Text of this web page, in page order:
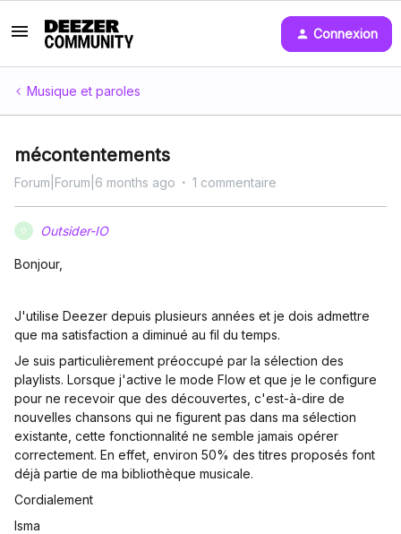
Connexion
Musique et paroles
mécontentements
Forum|Forum|6 months ago 1 commentaire
O Outsider-IO
Bonjour,
J'utilise Deezer depuis plusieurs années et je dois admettre
que ma satisfaction a diminué au fil du temps.
Je suis particulièrement préoccupé par la sélection des
playlists. Lorsque j'active le mode Flow et que je le configure
pour ne recevoir que des découvertes, c'est-à-dire de
nouvelles chansons qui ne figurent pas dans ma sélection
existante, cette fonctionnalité ne semble jamais opérer
correctement. En effet, environ 50% des titres proposés font
déjà partie de ma bibliothèque musicale.
Cordialement
Isma